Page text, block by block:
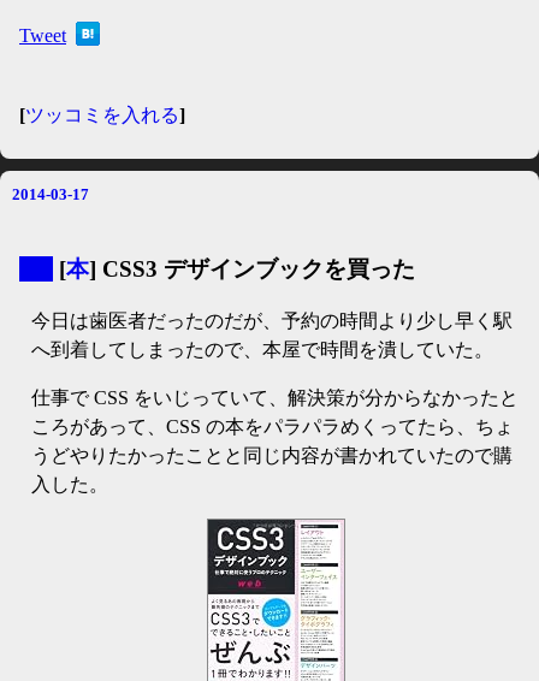
Tweet
[ツッコミを入れる]
2014-03-17
[本] CSS3 デザインブックを買った
今日は歯医者だったのだが、予約の時間より少し早く駅
へ到着してしまったので、本屋で時間を潰していた。
仕事で CSS をいじっていて、解決策が分からなかったと
ころがあって、CSS の本をパラパラめくってたら、ちょ
うどやりたかったことと同じ内容が書かれていたので購
入した。